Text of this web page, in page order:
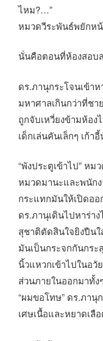
ไหม?…”
หมวดวีระพันธ์พยักห
นั่นคือตอนที่ห้องสอบ
ดร.ภานุกระโจนเข้า
มหาศาลเกินกว่าที่ช
ถูกจับเหวี่ยงข้ามห้อง
เด็กเล่นคันเล็กๆ เก้
“พังประตูเข้าไป” หม
หมวดมานะและพนัก
กระแทกมันให้เปิดออ
ดร.ภานุเดินไปหาร่า
สุชาติตัดสินใจยิงปืน
มันเป็นกระจกกันกระ
นิ้วแหวกเข้าไปในอวั
ส่วนภายในออกมาทั้
“ผมขอโทษ” ดร.ภานุ
เศษเนื้อและหยาดเลื